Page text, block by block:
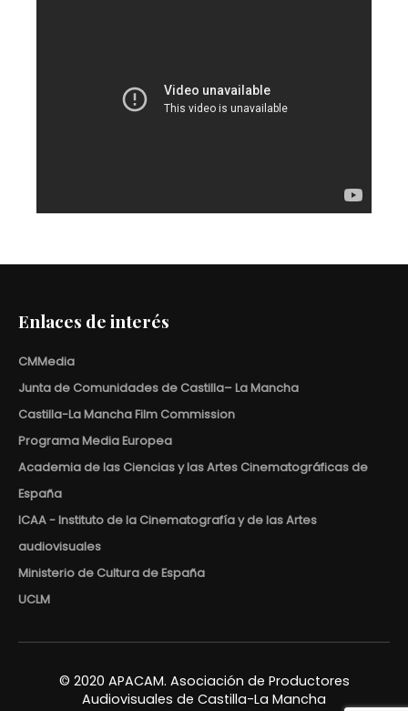
Enlaces de interés
CMMedia
Junta de Comunidades de Castilla– La Mancha
Castilla-La Mancha Film Commission
Programa Media Europea
Academia de las Ciencias y las Artes Cinematográficas de
España
ICAA - Instituto de la Cinematografía y de las Artes
audiovisuales
Ministerio de Cultura de España
UCLM
© 2020 APACAM. Asociación de Productores
Audiovisuales de Castilla-La Mancha